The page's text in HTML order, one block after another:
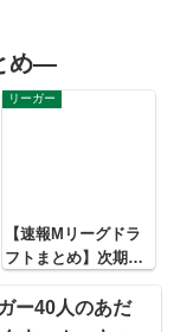
め―
リーガー
【速報Mリーグドラ
フトまとめ】次期M
は誰だ？2022-23シー
ー40人のあだ